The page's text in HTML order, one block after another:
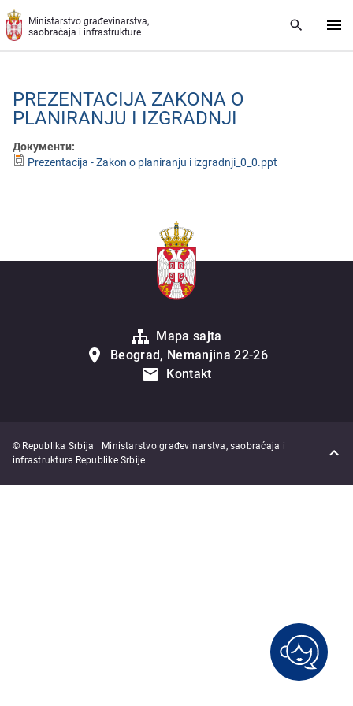
Preskoči na glavni deo sadržaja
Ministarstvo građevinarstva,
saobraćaja i infrastrukture
PRЕZЕNTACIJA ZAKONA O
PLANIRANJU I IZGRADNJI
Документи:
Prezentacija - Zakon o planiranju i izgradnji_0_0.ppt
Mapa sajta
Beograd, Nemanjina 22-26
Kontakt
© Republika Srbija | Ministarstvo građevinarstva, saobraćaja i
infrastrukture Republike Srbije